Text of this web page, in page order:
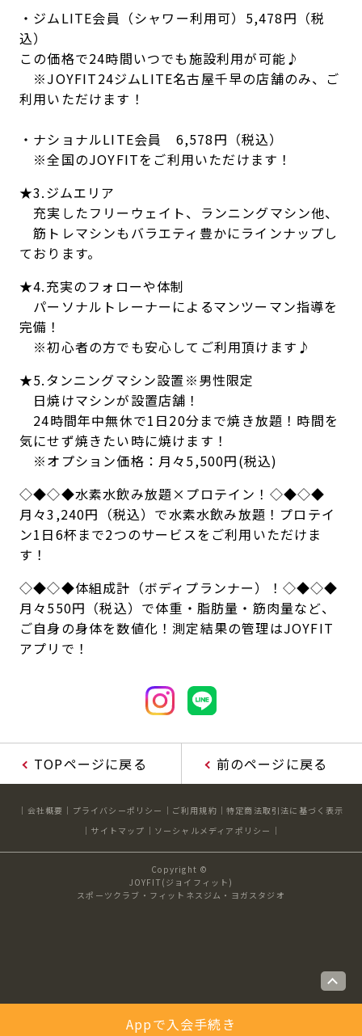
・ジムLITE会員（シャワー利用可）5,478円（税
込）
この価格で24時間いつでも施設利用が可能♪
※JOYFIT24ジムLITE名古屋千早の店舗のみ、ご
利用いただけます！
・ナショナルLITE会員 6,578円（税込）
※全国のJOYFITをご利用いただけます！
★3.ジムエリア
充実したフリーウェイト、ランニングマシン他、
筋トレマシンもバラエティ豊かにラインナップし
ております。
★4.充実のフォローや体制
パーソナルトレーナーによるマンツーマン指導を
完備！
※初心者の方でも安心してご利用頂けます♪
★5.タンニングマシン設置※男性限定
日焼けマシンが設置店舗！
24時間年中無休で1日20分まで焼き放題！時間を
気にせず焼きたい時に焼けます！
※オプション価格：月々5,500円(税込)
◇◆◇◆水素水飲み放題×プロテイン！◇◆◇◆
月々3,240円（税込）で水素水飲み放題！プロテイ
ン1日6杯まで2つのサービスをご利用いただけま
す！
◇◆◇◆体組成計（ボディプランナー）！◇◆◇◆
月々550円（税込）で体重・脂肪量・筋肉量など、
ご自身の身体を数値化！測定結果の管理はJOYFIT
アプリで！
Appで入会手続き
TOPページに戻る 前のページに戻る
会社概要 プライバシーポリシー ご利用規約
特定商法取引法に基づく表示
サイトマップ
ソーシャルメディアポリシー
Copyright ©
JOYFIT(ジョイフィット)
スポーツクラブ・フィットネスジム・ヨガスタジオ